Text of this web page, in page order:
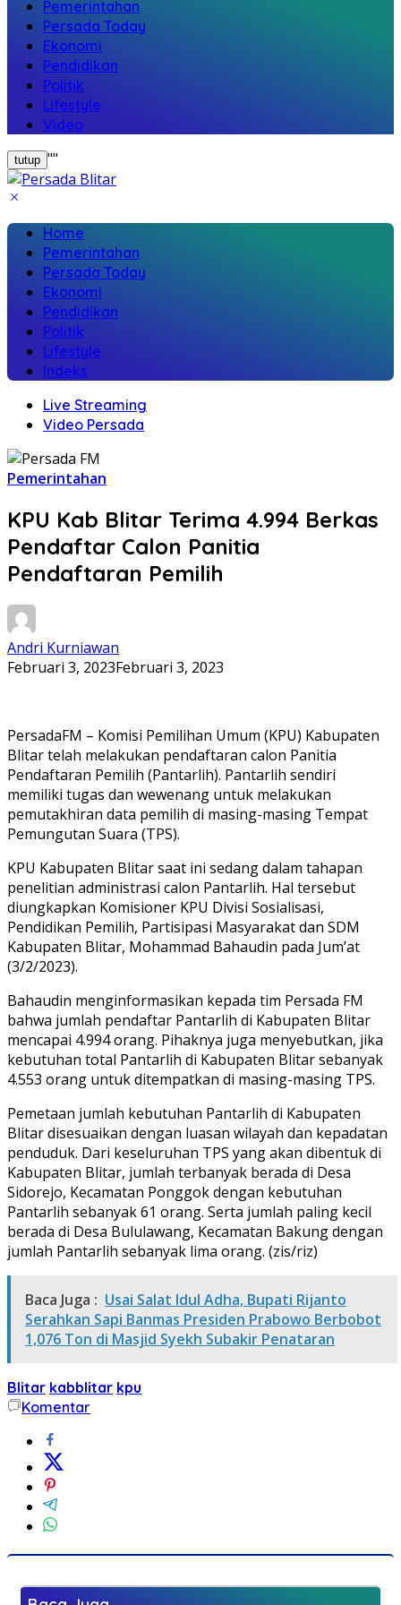
Pemerintahan
Persada Today
Ekonomi
Pendidikan
Politik
Lifestyle
Video
tutup ""
Home
Pemerintahan
Persada Today
Ekonomi
Pendidikan
Politik
Lifestyle
Indeks
Live Streaming
Video Persada
Pemerintahan
KPU Kab Blitar Terima 4.994 Berkas
Pendaftar Calon Panitia
Pendaftaran Pemilih
Andri Kurniawan
Februari 3, 2023Februari 3, 2023
PersadaFM – Komisi Pemilihan Umum (KPU) Kabupaten
Blitar telah melakukan pendaftaran calon Panitia
Pendaftaran Pemilih (Pantarlih). Pantarlih sendiri
memiliki tugas dan wewenang untuk melakukan
pemutakhiran data pemilih di masing-masing Tempat
Pemungutan Suara (TPS).
KPU Kabupaten Blitar saat ini sedang dalam tahapan
penelitian administrasi calon Pantarlih. Hal tersebut
diungkapkan Komisioner KPU Divisi Sosialisasi,
Pendidikan Pemilih, Partisipasi Masyarakat dan SDM
Kabupaten Blitar, Mohammad Bahaudin pada Jum’at
(3/2/2023).
Bahaudin menginformasikan kepada tim Persada FM
bahwa jumlah pendaftar Pantarlih di Kabupaten Blitar
mencapai 4.994 orang. Pihaknya juga menyebutkan, jika
kebutuhan total Pantarlih di Kabupaten Blitar sebanyak
4.553 orang untuk ditempatkan di masing-masing TPS.
Pemetaan jumlah kebutuhan Pantarlih di Kabupaten
Blitar disesuaikan dengan luasan wilayah dan kepadatan
penduduk. Dari keseluruhan TPS yang akan dibentuk di
Kabupaten Blitar, jumlah terbanyak berada di Desa
Sidorejo, Kecamatan Ponggok dengan kebutuhan
Pantarlih sebanyak 61 orang. Serta jumlah paling kecil
berada di Desa Bululawang, Kecamatan Bakung dengan
jumlah Pantarlih sebanyak lima orang. (zis/riz)
Baca Juga : Usai Salat Idul Adha, Bupati Rijanto
Serahkan Sapi Banmas Presiden Prabowo Berbobot
1,076 Ton di Masjid Syekh Subakir Penataran
Blitar kabblitar kpu
Komentar